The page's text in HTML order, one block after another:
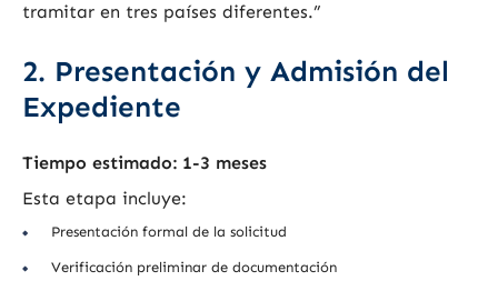
tramitar en tres países diferentes.”
2. Presentación y Admisión del
Expediente
Tiempo estimado: 1-3 meses
Esta etapa incluye:
Presentación formal de la solicitud
Verificación preliminar de documentación